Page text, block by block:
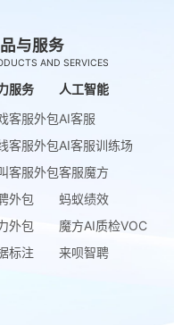
与服务
AND SERVICES
服务
客服外包
客服外包
客服外包
外包
外包
标注
人工智能
AI客服
AI客服训练场
客服魔方
蚂蚁绩效
魔方AI质检VOC
来呗智聘